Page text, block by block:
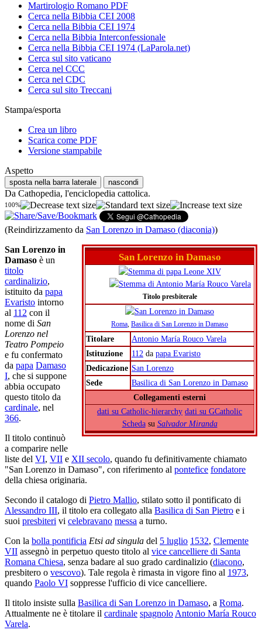
Martirologio Romano PDF
Cerca nella Bibbia CEI 2008
Cerca nella Bibbia CEI 1974
Cerca nella Bibbia Interconfessionale
Cerca nella Bibbia CEI 1974 (LaParola.net)
Cerca sul sito vaticano
Cerca nel CCC
Cerca nel CDC
Cerca sul sito Treccani
Stampa/esporta
Crea un libro
Scarica come PDF
Versione stampabile
Aspetto
sposta nella barra laterale nascondi
Da Cathopedia, l'enciclopedia cattolica.
100%
(Reindirizzamento da San Lorenzo in Damaso (diaconia))
San Lorenzo in Damaso
Titolo presbiterale
Roma, Basilica di San Lorenzo in Damaso
Titolare
Antonio María Rouco Varela
Istituzione
112 da papa Evaristo
Dedicazione San Lorenzo
Sede
Basilica di San Lorenzo in Damaso
Collegamenti esterni
dati su Catholic-hierarchy dati su GCatholic
Schedasu Salvador Miranda
San Lorenzo in
Damaso è un
titolo
cardinalizio,
istituito da papa
Evaristo intorno
al 112 con il
nome di San
Lorenzo nel
Teatro Pompeio
e fu confermato
da papa Damaso
I, che si suppone
abbia occupato
questo titolo da
cardinale, nel
366.
Il titolo continuò
a comparire nelle
liste del VI, VII e XII secolo, quando fu definitivamente chiamato
"San Lorenzo in Damaso", con riferimento al pontefice fondatore
della chiesa originaria.
Secondo il catalogo di Pietro Mallio, stilato sotto il pontificato di
Alessandro III, il titolo era collegato alla Basilica di San Pietro e i
suoi presbiteri vi celebravano messa a turno.
Con la bolla pontificia Etsi ad singula del 5 luglio 1532, Clemente
VII assegnò in perpetuo questo titolo al vice cancelliere di Santa
Romana Chiesa, senza badare al suo grado cardinalizio (diacono,
presbitero o vescovo). Tale regola è rimasta in vigore fino al 1973,
quando Paolo VI soppresse l'ufficio di vice cancelliere.
Il titolo insiste sulla Basilica di San Lorenzo in Damaso, a Roma.
Attualmente ne è titolare il cardinale spagnolo Antonio María Rouco
Varela.